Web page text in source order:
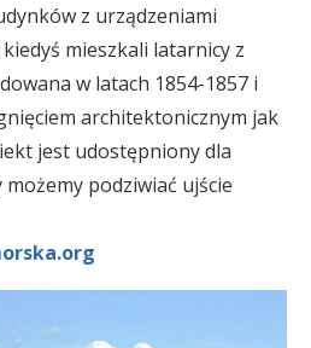
z urządzeniami
mieszkali latarnicy z
w latach 1854-1857 i
architektonicznym jak
jest udostępniony dla
możemy podziwiać ujście